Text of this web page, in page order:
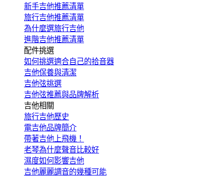
新手吉他推薦清單
旅行吉他推薦清單
為什麼選旅行吉他
進階吉他推薦清單
配件挑選
如何挑選適合自己的拾音器
吉他保養與清潔
吉他弦挑選
吉他弦推薦與品牌解析
吉他相關
旅行吉他歷史
電吉他品牌簡介
帶著吉他上飛機！
老琴為什麼聲音比較好
濕度如何影響吉他
吉他麗麗調音的幾種可能